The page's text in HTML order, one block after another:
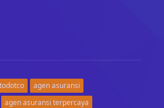
agen asuransi
agen asuransi terpercaya